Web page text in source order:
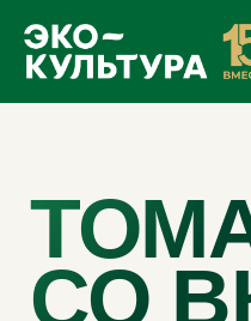
СО